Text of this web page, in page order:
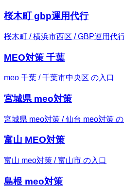
桜木町 gbp運用代行
桜木町 / 横浜市西区 / GBP運用代
MEO対策 千葉
meo 千葉 / 千葉市中央区 の入口
宮城県 meo対策
宮城県 meo対策 / 仙台 meo対策
富山 MEO対策
富山 meo対策 / 富山市 の入口
島根 meo対策